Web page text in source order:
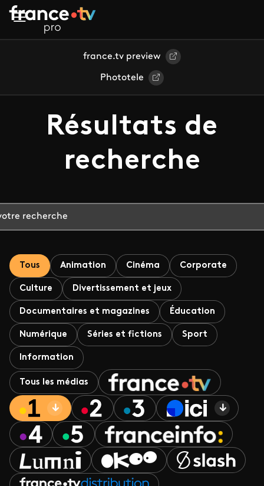
Aller au contenu principal
france.tv preview
Phototele
Résultats de
recherche
Tous Animation Cinéma Corporate
Culture Divertissement et jeux
Documentaires et magazines Éducation
Numérique Séries et fictions Sport
Information
Tous les médias